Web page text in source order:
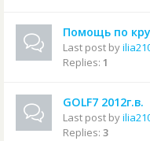
Помощь по
Last post by
Replies: 1
GOLF7 2012г.в.
Last post by
Replies: 3